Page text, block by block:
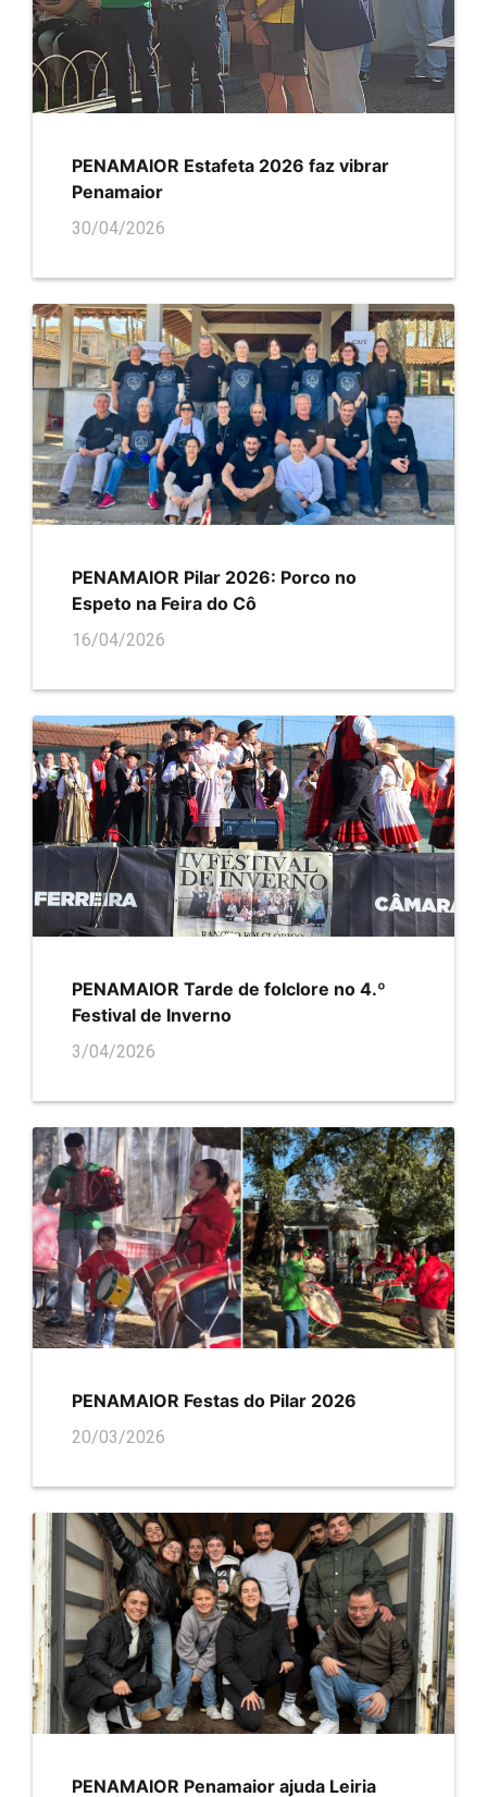
PENAMAIOR Estafeta 2026 faz vibrar
Penamaior
30/04/2026
PENAMAIOR Pilar 2026: Porco no
Espeto na Feira do Cô
16/04/2026
PENAMAIOR ​​​​​​​Tarde de folclore no 4.º
Festival de Inverno
3/04/2026
PENAMAIOR Festas do Pilar 2026
20/03/2026
PENAMAIOR Penamaior ajuda Leiria